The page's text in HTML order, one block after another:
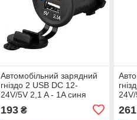
Автомобільний зарядний
гніздо 2 USB DC 12-
24V/5V 2,1 A - 1A синя
193₴
24V/
261